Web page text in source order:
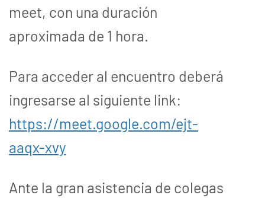
meet, con una duración
aproximada de 1 hora.
Para acceder al encuentro deberá
ingresarse al siguiente link:
https://meet.google.com/ejt-
aaqx-xvy
Ante la gran asistencia de colegas